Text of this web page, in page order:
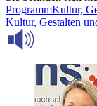
ProgrammKultur,
Kultur, Gestalten